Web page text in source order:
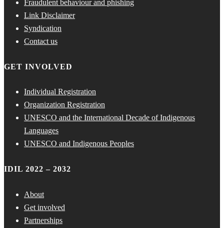
Fraudulent behaviour and phishing
Link Disclaimer
Syndication
Contact us
GET INVOLVED
Individual Registration
Organization Registration
UNESCO and the International Decade of Indigenous
Languages
UNESCO and Indigenous Peoples
IDIL 2022 – 2032
About
Get involved
Partnerships